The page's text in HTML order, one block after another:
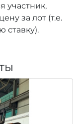
участник,
за лот (т.е.
ставку).